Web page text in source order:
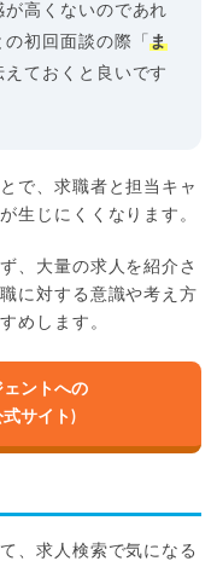
高くないのであれ
の初回面談の際「ま
えておくと良いです
で、求職者と担当キャ
生じにくくなります。
、大量の求人を紹介さ
に対する意識や考え方
めします。
ェントへの
サイト)
、求人検索で気になる